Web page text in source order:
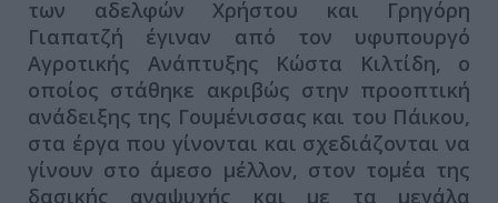
των αδελφών Χρήστου και Γρηγόρη
Γιαπατζή έγιναν από τον υφυπουργό
Αγροτικής Ανάπτυξης Κώστα Κιλτίδη, ο
οποίος στάθηκε ακριβώς στην προοπτική
ανάδειξης της Γουμένισσας και του Πάικου,
στα έργα που γίνονται και σχεδιάζονται να
γίνουν στο άμεσο μέλλον, στον τομέα της
δασικής αναψυχής και με τα μεγάλα